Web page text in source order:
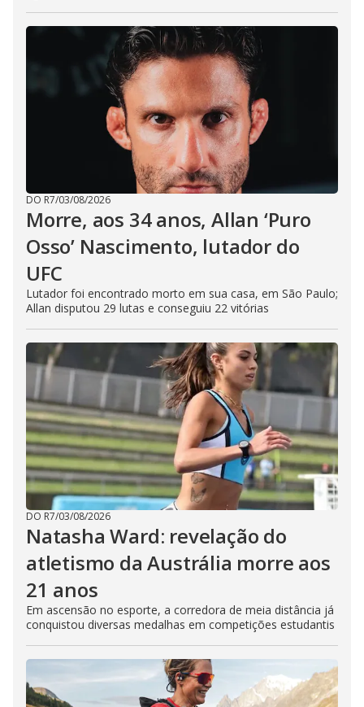
DO R7/03/08/2026
Morre, aos 34 anos, Allan ‘Puro
Osso’ Nascimento, lutador do
UFC
Lutador foi encontrado morto em sua casa, em São Paulo;
Allan disputou 29 lutas e conseguiu 22 vitórias
DO R7/03/08/2026
Natasha Ward: revelação do
atletismo da Austrália morre aos
21 anos
Em ascensão no esporte, a corredora de meia distância já
conquistou diversas medalhas em competições estudantis